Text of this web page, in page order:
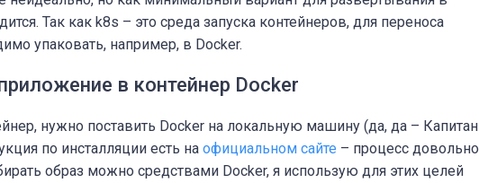
Так как k8s – это среда запуска контейнеров, для переноса
упаковать, например, в Docker.
в контейнер Docker
нужно поставить Docker на локальную машину (да, да – Капитан
по инсталляции есть на официальном сайте – процесс довольно
образ можно средствами Docker, я использую для этих целей